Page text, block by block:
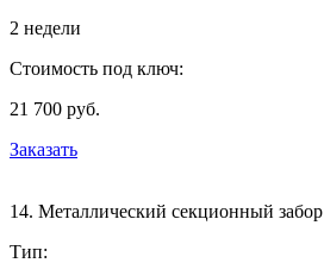
2 недели
Стоимость под ключ:
21 700 руб.
Заказать
14. Металлический секционный забор
Тип: